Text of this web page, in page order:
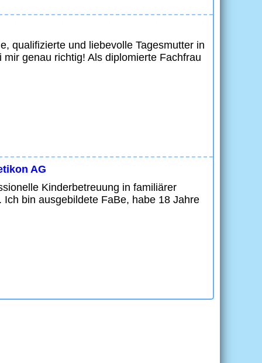
qualifizierte und liebevolle Tagesmutter in
genau richtig! Als diplomierte Fachfrau
AG
Kinderbetreuung in familiärer
bin ausgebildete FaBe, habe 18 Jahre